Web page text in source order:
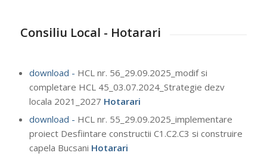
Consiliu Local - Hotarari
download - HCL nr. 56_29.09.2025_modif si
completare HCL 45_03.07.2024_Strategie dezv
locala 2021_2027 Hotarari
download - HCL nr. 55_29.09.2025_implementare
proiect Desfiintare constructii C1.C2.C3 si construire
capela Bucsani Hotarari